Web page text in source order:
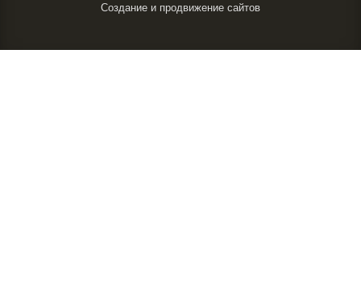
Создание и продвижение сайтов